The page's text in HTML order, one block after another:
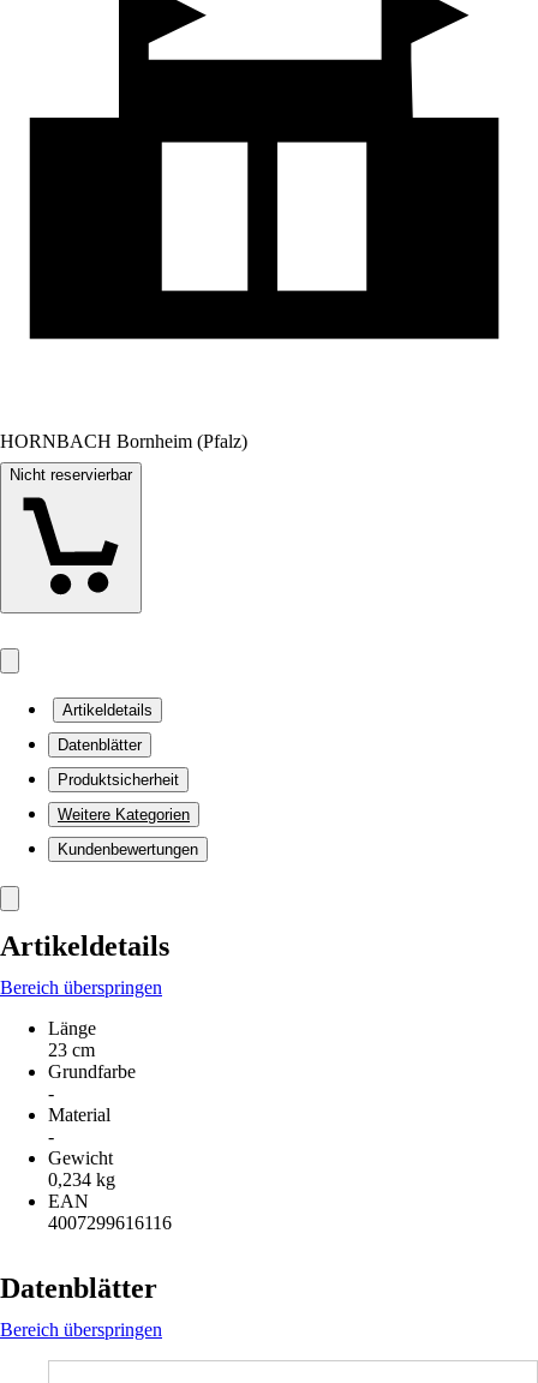
HORNBACH Bornheim (Pfalz)
Nicht reservierbar
Artikeldetails
Datenblätter
Produktsicherheit
Weitere Kategorien
Kundenbewertungen
Artikeldetails
Bereich überspringen
Länge
23 cm
Grundfarbe
-
Material
-
Gewicht
0,234 kg
EAN
4007299616116
Datenblätter
Bereich überspringen